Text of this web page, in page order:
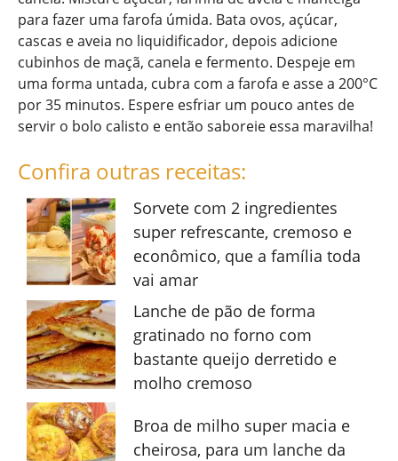
para fazer uma farofa úmida. Bata ovos, açúcar,
cascas e aveia no liquidificador, depois adicione
cubinhos de maçã, canela e fermento. Despeje em
uma forma untada, cubra com a farofa e asse a 200°C
por 35 minutos. Espere esfriar um pouco antes de
servir o bolo calisto e então saboreie essa maravilha!
Confira outras receitas:
Sorvete com 2 ingredientes
super refrescante, cremoso e
econômico, que a família toda
vai amar
Lanche de pão de forma
gratinado no forno com
bastante queijo derretido e
molho cremoso
Broa de milho super macia e
cheirosa, para um lanche da